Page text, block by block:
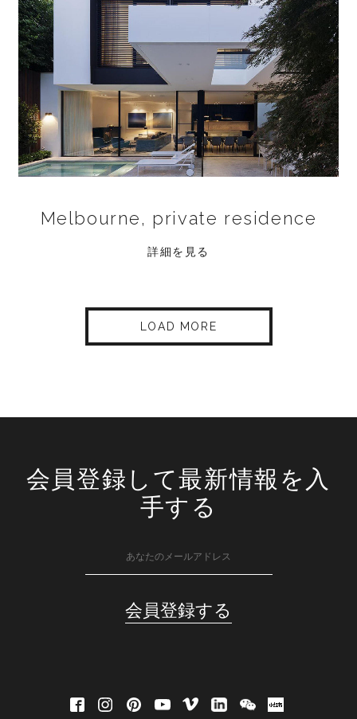
Melbourne, private residence
詳細を見る
LOAD MORE
会員登録して最新情報を入
手する